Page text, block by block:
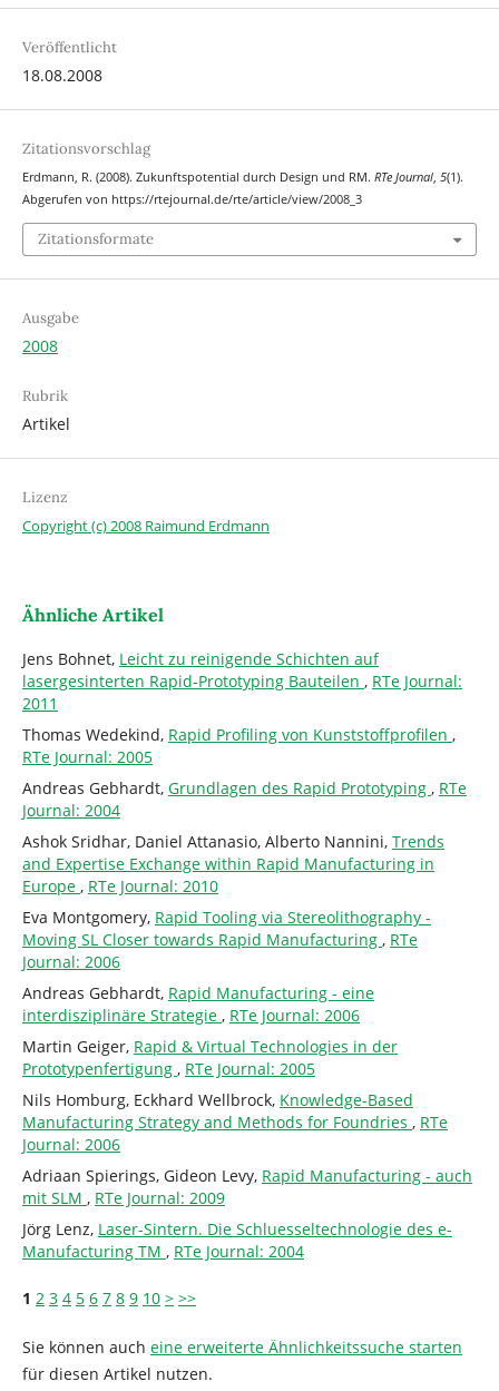
Veröffentlicht
18.08.2008
Zitationsvorschlag
Erdmann, R. (2008). Zukunftspotential durch Design und RM. RTe Journal, 5(1).
Abgerufen von https://rtejournal.de/rte/article/view/2008_3
Zitationsformate
Ausgabe
2008
Rubrik
Artikel
Lizenz
Copyright (c) 2008 Raimund Erdmann
Ähnliche Artikel
Jens Bohnet, Leicht zu reinigende Schichten auf
lasergesinterten Rapid-Prototyping Bauteilen , RTe Journal:
2011
Thomas Wedekind, Rapid Profiling von Kunststoffprofilen ,
RTe Journal: 2005
Andreas Gebhardt, Grundlagen des Rapid Prototyping , RTe
Journal: 2004
Ashok Sridhar, Daniel Attanasio, Alberto Nannini, Trends
and Expertise Exchange within Rapid Manufacturing in
Europe , RTe Journal: 2010
Eva Montgomery, Rapid Tooling via Stereolithography -
Moving SL Closer towards Rapid Manufacturing , RTe
Journal: 2006
Andreas Gebhardt, Rapid Manufacturing - eine
interdisziplinäre Strategie , RTe Journal: 2006
Martin Geiger, Rapid & Virtual Technologies in der
Prototypenfertigung , RTe Journal: 2005
Nils Homburg, Eckhard Wellbrock, Knowledge-Based
Manufacturing Strategy and Methods for Foundries , RTe
Journal: 2006
Adriaan Spierings, Gideon Levy, Rapid Manufacturing - auch
mit SLM , RTe Journal: 2009
Jörg Lenz, Laser-Sintern. Die Schluesseltechnologie des e-
Manufacturing TM , RTe Journal: 2004
1 2 3 4 5 6 7 8 9 10 > >>
Sie können auch eine erweiterte Ähnlichkeitssuche starten
für diesen Artikel nutzen.